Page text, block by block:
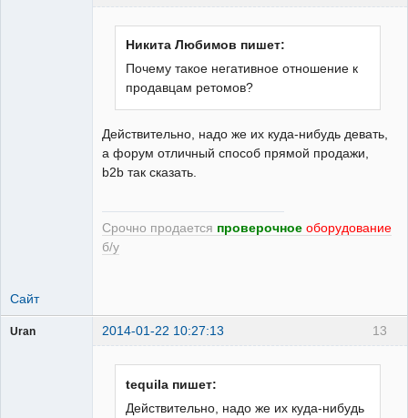
Никита Любимов пишет:
Почему такое негативное отношение к
продавцам ретомов?
Действительно, надо же их куда-нибудь девать,
а форум отличный способ прямой продажи,
b2b так сказать.
Срочно продается проверочное оборудование
б/у
Сайт
13
Uran 2014-01-22 10:27:13
tequila пишет:
Действительно, надо же их куда-нибудь